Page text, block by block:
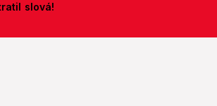
slová!